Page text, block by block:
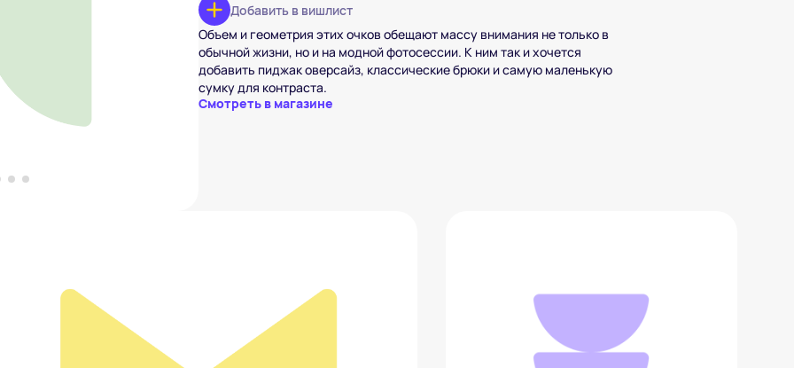
Добавить в вишлист
Объем и геометрия этих очков обещают массу внимания не только в
обычной жизни, но и на модной фотосессии. К ним так и хочется
добавить пиджак оверсайз, классические брюки и самую маленькую
сумку для контраста.
Смотреть в магазине